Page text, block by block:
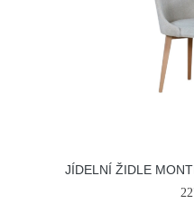
JÍDELNÍ ŽIDLE